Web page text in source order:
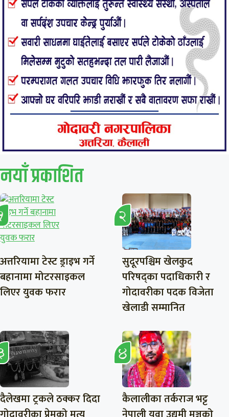
नयाँ प्रकाशित
अत्तरियामा टेस्ट ड्राइभ गर्ने
बहानामा मोटरसाइकल
लिएर युवक फरार
सुदूरपश्चिम खेलकुद
परिषद्का पदाधिकारी र
गोदावरीका पदक विजेता
खेलाडी सम्मानित
दैलेखमा ट्रकले ठक्कर दिदा
कैलालीका तर्कराज भट्ट